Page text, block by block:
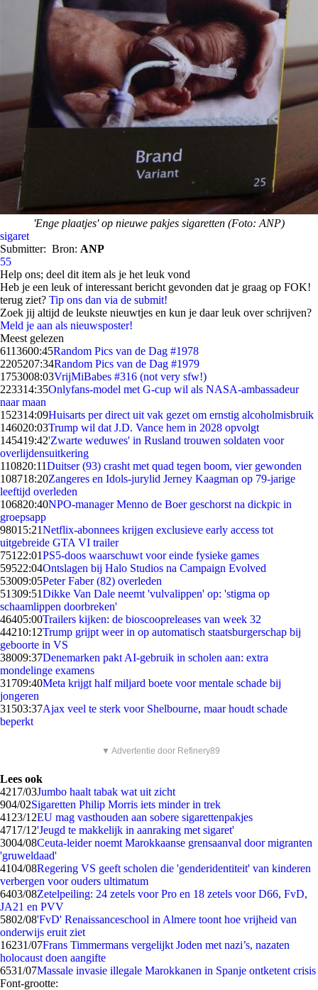
'Enge plaatjes' op nieuwe pakjes sigaretten (Foto: ANP)
sigaret
Submitter: Bron: ANP
55
Help ons; deel dit item als je het leuk vond
Heb je een leuk of interessant bericht gevonden dat je graag op FOK!
terug ziet? Tip ons dan via de submit!
Zoek jij altijd de leukste nieuwtjes en kun je daar leuk over schrijven?
Meld je aan als nieuwsposter!
Meest gelezen
6113600:45Random Pics van de Dag #1978
2205207:34Random Pics van de Dag #1979
1753008:03VrijMiBabes #316 (not very sfw!)
223314:35Onlyfans-model met G-cup wil als NASA-ambassadeur
naar maan
152314:09Huisarts per direct uit vak gezet om ernstig alcoholmisbruik
146020:03Trump wil dat J.D. Vance hem in 2028 opvolgt
145419:42'Zwarte weduwes' in Rusland trouwen soldaten voor
overlijdensuitkering
110820:11Duitser (93) crasht met quad tegen boom, vier gewonden
108718:20Zangeres en Idols-jurylid Jerney Kaagman op 79-jarige
leeftijd overleden
106820:40NPO-manager Menno de Boer geschorst na dickpic in
groepsapp
98015:21Netflix-abonnees krijgen exclusieve early access tot
uitgebreide GTA VI trailer
751 22:01PS5-doos waarschuwt voor einde fysieke games
59522:04Ontslagen bij Halo Studios na Campaign Evolved
53009:05Peter Faber (82) overleden
51309:51Dikke Van Dale neemt 'vulvalippen' op: 'stigma op
schaamlippen doorbreken'
46405:00Trailers kijken: de bioscoopreleases van week 32
44210:12Trump grijpt weer in op automatisch staatsburgerschap bij
geboorte in VS
38009:37Denemarken pakt AI-gebruik in scholen aan: extra
mondelinge examens
31709:40Meta krijgt half miljard boete voor mentale schade bij
jongeren
31503:37Ajax veel te sterk voor Shelbourne, maar houdt schade
beperkt
▼ Advertentie door Refinery89
Lees ook
4217/03Jumbo haalt tabak wat uit zicht
904/02Sigaretten Philip Morris iets minder in trek
41 23/12EU mag vasthouden aan sobere sigarettenpakjes
4717/12'Jeugd te makkelijk in aanraking met sigaret'
3004/08Ceuta-leider noemt Marokkaanse grensaanval door migranten
'gruweldaad'
4104/08Regering VS geeft scholen die 'genderidentiteit' van kinderen
verbergen voor ouders ultimatum
6403/08Zetelpeiling: 24 zetels voor Pro en 18 zetels voor D66, FvD,
JA21 en PVV
5802/08'FvD' Renaissanceschool in Almere toont hoe vrijheid van
onderwijs eruit ziet
16231/07Frans Timmermans vergelijkt Joden met nazi’s, nazaten
holocaust doen aangifte
6531/07Massale invasie illegale Marokkanen in Spanje ontketent crisis
Font-grootte: